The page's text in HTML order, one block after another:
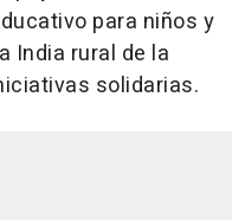
para niños y
India rural de la
solidarias.